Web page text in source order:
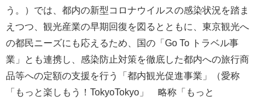
う。）では、都内の新型コロナウイルスの感染状況を踏ま
えつつ、観光産業の早期回復を図るとともに、東京観光へ
の都民ニーズにも応えるため、国の「Go To トラベル事
業」とも連携し、感染防止対策を徹底した都内への旅行商
品等への定額の支援を行う「都内観光促進事業」（愛称
「もっと楽しもう！TokyoTokyo」 略称「もっと